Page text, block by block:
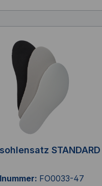
STANDARD
FO0033-47